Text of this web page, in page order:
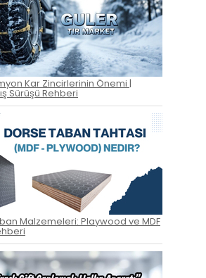
Kar Zincirlerinin Önemi |
Sürüşü Rehberi
Malzemeleri: Playwood ve MDF